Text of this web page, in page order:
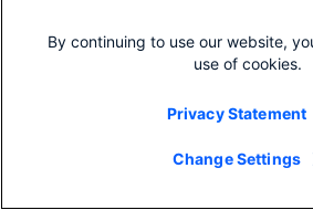
By continuing to use our website,
use of cookies.
Privacy Statement
Change Settings